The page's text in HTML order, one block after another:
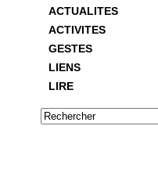
ACTUALITES
ACTIVITES
GESTES
LIENS
LIRE